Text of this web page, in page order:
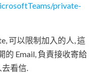
private-
可以限制加入的人, 這
的 Email, 負責接收寄給
看信.